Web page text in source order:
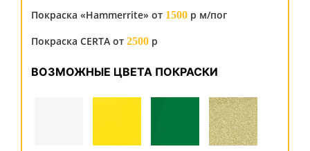
Покраска «Hammerrite» от 1500 р м/пог
Покраска CERTA от 2500 р
ВОЗМОЖНЫЕ ЦВЕТА ПОКРАСКИ